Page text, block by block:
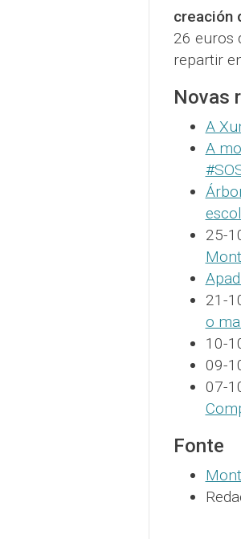
creación
26 euros
repartir
Novas
A
A
25-
21-
o
10-
09-
07-
Fonte